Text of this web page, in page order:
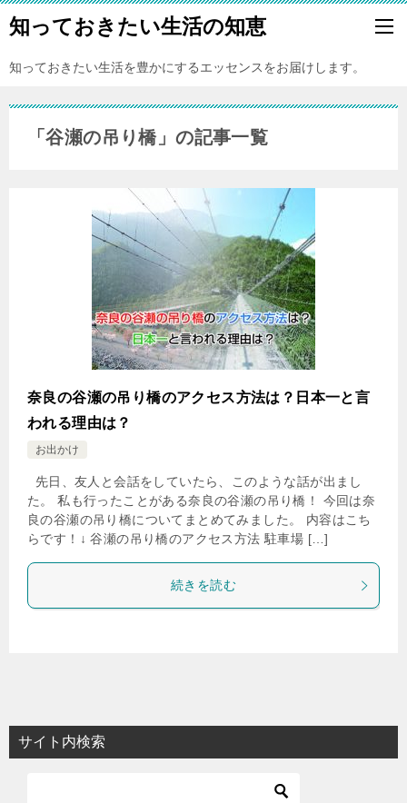
知っておきたい生活の知恵
知っておきたい生活を豊かにするエッセンスをお届けします。
「谷瀬の吊り橋」の記事一覧
奈良の谷瀬の吊り橋のアクセス方法は？日本一と言
われる理由は？
お出かけ
先日、友人と会話をしていたら、このような話が出まし
た。 私も行ったことがある奈良の谷瀬の吊り橋！ 今回は奈
良の谷瀬の吊り橋についてまとめてみました。 内容はこち
らです！↓ 谷瀬の吊り橋のアクセス方法 駐車場 […]
続きを読む
サイト内検索